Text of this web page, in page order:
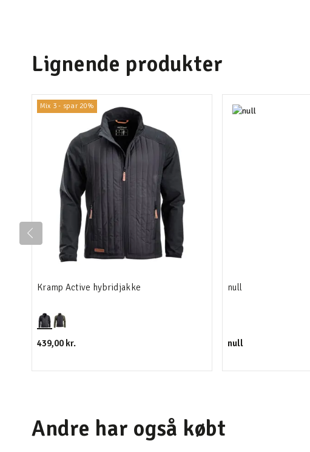
Lignende produkter
Mix 3 - spar 20%
Kramp Active hybridjakke
439,00 kr.
null
null
Andre har også købt